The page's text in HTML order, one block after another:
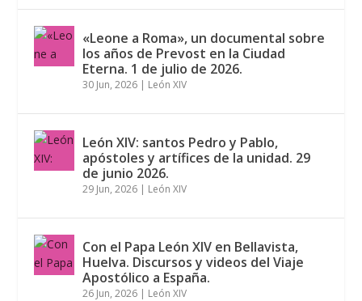
«Leone a Roma», un documental sobre
los años de Prevost en la Ciudad
Eterna. 1 de julio de 2026.
30 Jun, 2026 | León XIV
León XIV: santos Pedro y Pablo,
apóstoles y artífices de la unidad. 29
de junio 2026.
29 Jun, 2026 | León XIV
Con el Papa León XIV en Bellavista,
Huelva. Discursos y videos del Viaje
Apostólico a España.
26 Jun, 2026 | León XIV